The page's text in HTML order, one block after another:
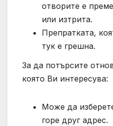
отворите е
или изтрита.
Препратката,
тук е грешна.
За да потърсите
която Ви интересува:
Може да
горе друг адрес.